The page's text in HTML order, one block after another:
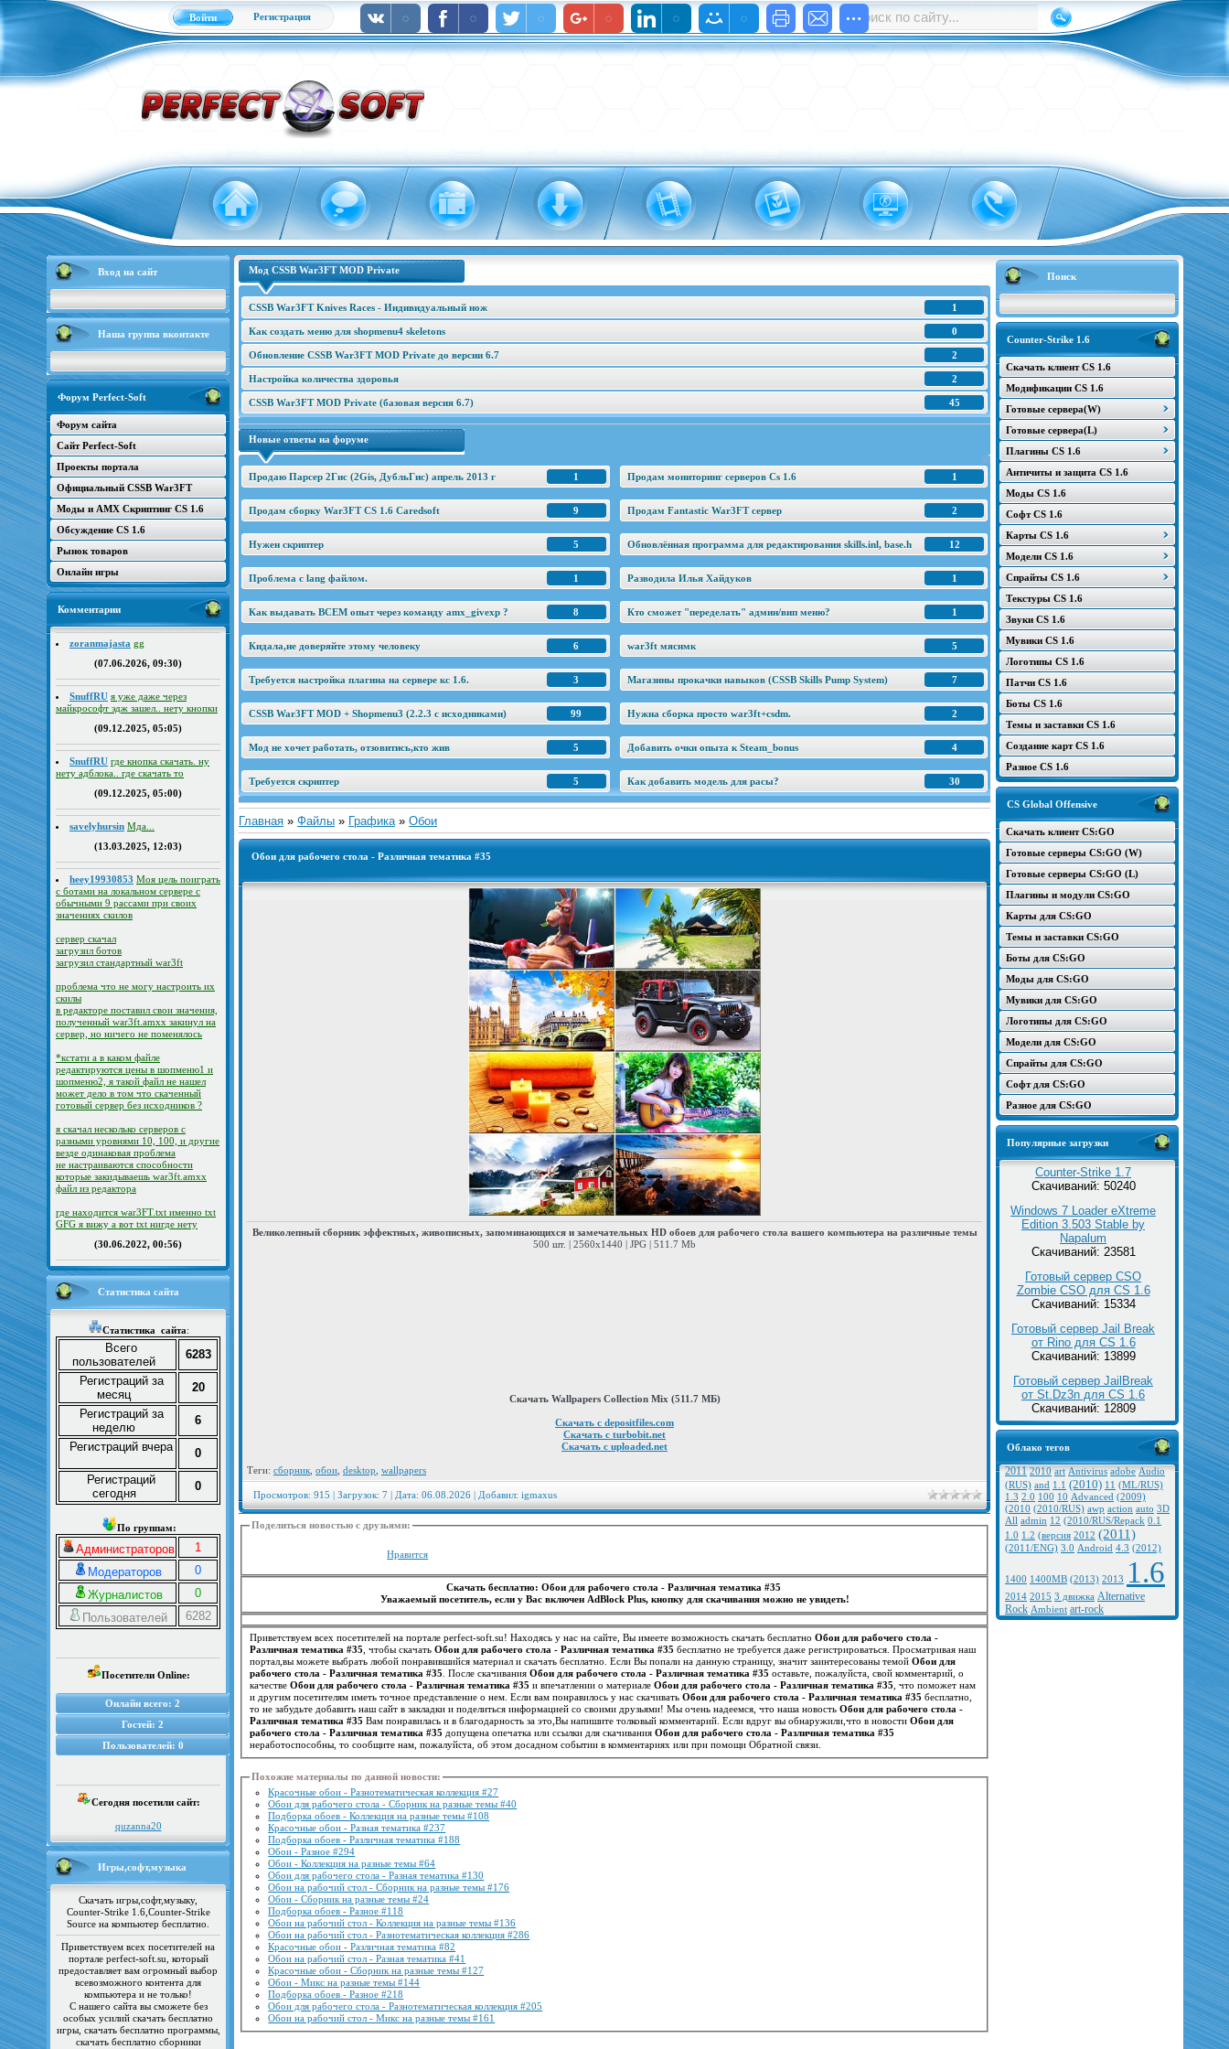
Войти Регистрация
Вход на сайт
Наша группа вконтакте
Форум Perfect-Soft
Форум сайта
Сайт Perfect-Soft
Проекты портала
Официальный CSSB War3FT
Моды и AMX Скриптинг CS 1.6
Обсуждение CS 1.6
Рынок товаров
Онлайн игры
Комментарии
zoranmajasta gg
(07.06.2026, 09:30)
SnuffRU я уже даже через
майкрософт эдж зашел.. нету кнопки
(09.12.2025, 05:05)
SnuffRU где кнопка скачать. ну
нету адблока.. где скачать то
(09.12.2025, 05:00)
savelyhursin Мда...
(13.03.2025, 12:03)
heey19930853 Моя цель поиграть
с ботами на локальном сервере с
обычными 9 рассами при своих
значениях скилов
сервер скачал
загрузил ботов
загрузил стандартный war3ft
проблема что не могу настроить их
скилы
в редакторе поставил свои значения,
полученный war3ft.amxx закинул на
сервер, но ничего не поменялось
*кстати а в каком файле
редактируются цены в шопменю1 и
шопменю2, я такой файл не нашел
может дело в том что скаченный
готовый сервер без исходников ?
я скачал несколько серверов с
разными уровнями 10, 100, и другие
везде одинаковая проблема
не настраиваются способности
которые закидываешь war3ft.amxx
файл из редактора
где находится war3FT.txt именно txt
GFG я вижу а вот txt нигде нету
(30.06.2022, 00:56)
Статистика сайта
Статистика сайта:
Всего
пользователей
6283
Регистраций за
месяц
20
Регистраций за
неделю
6
Регистраций вчера
0
Регистраций
сегодня
0
По группам:
Администраторов
1
Модераторов
0
Журналистов
0
Пользователей
6282
Посетители Online:
Онлайн всего: 2
Гостей: 2
Пользователей: 0
Сегодня посетили сайт:
quzanna20
Игры,софт,музыка
Скачать игры,софт,музыку,
Counter-Strike 1.6,Counter-Strike
Source на компьютер бесплатно.
Приветствуем всех посетителей на
портале perfect-soft.su, который
предоставляет вам огромный выбор
всевозможного контента для
компьютера и не только!
С нашего сайта вы сможете без
особых усилий скачать бесплатно
игры, скачать бесплатно программы,
скачать бесплатно сборники
Поиск
Counter-Strike 1.6
Скачать клиент CS 1.6
Модификации CS 1.6
Готовые сервера(W)
Готовые сервера(L)
Плагины CS 1.6
Античиты и защита CS 1.6
Моды CS 1.6
Софт CS 1.6
Карты CS 1.6
Модели CS 1.6
Спрайты CS 1.6
Текстуры CS 1.6
Звуки CS 1.6
Мувики CS 1.6
Логотипы CS 1.6
Патчи CS 1.6
Боты CS 1.6
Темы и заставки CS 1.6
Создание карт CS 1.6
Разное CS 1.6
CS Global Offensive
Скачать клиент CS:GO
Готовые серверы CS:GO (W)
Готовые серверы CS:GO (L)
Плагины и модули CS:GO
Карты для CS:GO
Темы и заставки CS:GO
Боты для CS:GO
Моды для CS:GO
Мувики для CS:GO
Логотипы для CS:GO
Модели для CS:GO
Спрайты для CS:GO
Софт для CS:GO
Разное для CS:GO
Популярные загрузки
Counter-Strike 1.7
Скачиваний: 50240
Windows 7 Loader eXtreme
Edition 3.503 Stable by
Napalum
Скачиваний: 23581
Готовый сервер CSO
Zombie CSO для CS 1.6
Скачиваний: 15334
Готовый сервер Jail Break
от Rino для CS 1.6
Скачиваний: 13899
Готовый сервер JailBreak
от St.Dz3n для CS 1.6
Скачиваний: 12809
Облако тегов
2011 2010 art Antivirus adobe Audio
(RUS) and 1.1 (2010) 11 (ML/RUS)
1.3 2.0 100 10 Advanced (2009)
(2010 (2010/RUS) awp action auto 3D
All admin 12 (2010/RUS/Repack 0.1
1.0 1.2 (версия 2012 (2011)
(2011/ENG) 3.0 Android 4.3 (2012)
1400 1400MB (2013) 2013 1.6
2014 2015 3 движка Alternative
Rock Ambient art-rock
Мод CSSB War3FT MOD Private
1
CSSB War3FT Knives Races - Индивидуальный нож
0
Как создать меню для shopmenu4 skeletons
2
Обновление CSSB War3FT MOD Private до версии 6.7
2
Настройка количества здоровья
45
CSSB War3FT MOD Private (базовая версия 6.7)
Новые ответы на форуме
1
Продаю Парсер 2Гис (2Gis, ДубльГис) апрель 2013 г 1
Продам мониторинг серверов Cs 1.6
9
Продам сборку War3FT CS 1.6 Caredsoft 2
Продам Fantastic War3FT сервер
5
Нужен скриптер 12
Обновлённая программа для редактирования skills.inl, base.h
1
Проблема с lang файлом. 1
Разводила Илья Хайдуков
8
Как выдавать ВСЕМ опыт через команду amx_givexp ? 1
Кто сможет "переделать" админ/вип меню?
6
Кидала,не доверяйте этому человеку 5
war3ft мяснмк
3
Требуется настройка плагина на сервере кс 1.6. 7
Магазины прокачки навыков (CSSB Skills Pump System)
99
CSSB War3FT MOD + Shopmenu3 (2.2.3 c исходниками) 2
Нужна сборка просто war3ft+csdm.
5
Мод не хочет работать, отзовитись,кто жив 4
Добавить очки опыта к Steam_bonus
5
Требуется скриптер 30
Как добавить модель для расы?
Главная » Файлы » Графика » Обои
Обои для рабочего стола - Различная тематика #35
Великолепный сборник эффектных, живописных, запоминающихся и замечательных HD обоев для рабочего стола вашего компьютера на различные темы
500 шт. | 2560x1440 | JPG | 511.7 Mb
Скачать Wallpapers Collection Mix (511.7 МБ)
Скачать с depositfiles.com
Скачать с turbobit.net
Скачать с uploaded.net
Теги: сборник обои desktop wallpapers
Просмотров: 915 | Загрузок: 7 | Дата: 06.08.2026 | Добавил: igmaxus
Поделиться новостью с друзьями:
Нравится
Скачать бесплатно: Обои для рабочего стола - Различная тематика #35
Уважаемый посетитель, если у Вас включен AdBlock Plus, кнопку для скачивания можно не увидеть!
Приветствуем всех посетителей на портале perfect-soft.su! Находясь у нас на сайте, Вы имеете возможность скачать бесплатноОбои для рабочего стола -
Различная тематика #35 , чтобы скачатьОбои для рабочего стола - Различная тематика #35 бесплатно не требуется даже регистрироваться. Просматривая наш
портал,вы можете выбрать любой понравившийся материал и скачать бесплатно. Если Вы попали на данную страницу, значит заинтересованы темойОбои для
рабочего стола - Различная тематика #35 . После скачиванияОбои для рабочего стола - Различная тематика #35 оставьте, пожалуйста, свой комментарий, о
качествеОбои для рабочего стола - Различная тематика #35 и впечатлении о материалеОбои для рабочего стола - Различная тематика #35 , что поможет нам
и другим посетителям иметь точное представление о нем. Если вам понравилось у нас скачиватьОбои для рабочего стола - Различная тематика #35 бесплатно,
то не забудьте добавить наш сайт в закладки и поделиться информацией со своими друзьями! Мы очень надеемся, что наша новостьОбои для рабочего стола -
Различная тематика #35 Вам понравилась и в благодарность за это,Вы напишите толковый комментарий. Если вдруг вы обнаружили,что в новостиОбои для
рабочего стола - Различная тематика #35 допущена опечатка или ссылки для скачиванияОбои для рабочего стола - Различная тематика #35
неработоспособны, то сообщите нам, пожалуйста, об этом досадном событии в комментариях или при помощи Обратной связи.
Похожие материалы по данной новости:
Красочные обои - Разнотематическая коллекция #27
Обои для рабочего стола - Сборник на разные темы #40
Подборка обоев - Коллекция на разные темы #108
Красочные обои - Разная тематика #237
Подборка обоев - Различная тематика #188
Обои - Разное #294
Обои - Коллекция на разные темы #64
Обои для рабочего стола - Разная тематика #130
Обои на рабочий стол - Сборник на разные темы #176
Обои - Сборник на разные темы #24
Подборка обоев - Разное #118
Обои на рабочий стол - Коллекция на разные темы #136
Обои на рабочий стол - Разнотематическая коллекция #286
Красочные обои - Различная тематика #82
Обои на рабочий стол - Разная тематика #41
Красочные обои - Сборник на разные темы #127
Обои - Микс на разные темы #144
Подборка обоев - Разное #218
Обои для рабочего стола - Разнотематическая коллекция #205
Обои на рабочий стол - Микс на разные темы #161